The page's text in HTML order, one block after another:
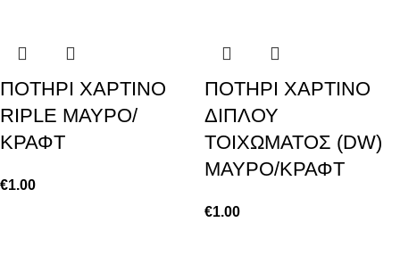
ΠΟΤΗΡΙ ΧΑΡΤΙΝΟ
RIPLE ΜΑΥΡΟ/
ΚΡΑΦΤ
€1.00
ΠΟΤΗΡΙ ΧΑΡΤΙΝΟ
ΔΙΠΛΟΥ
ΤΟΙΧΩΜΑΤΟΣ (DW)
ΜΑΥΡΟ/ΚΡΑΦΤ
€1.00